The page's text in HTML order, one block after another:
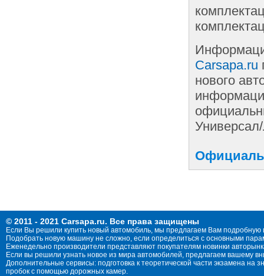
Carsapa.ru
нового
© 2011 - 2021 Carsapa.ru. Все права защищены
Если Вы решили купить новый автомобиль, мы предлагаем Вам
Подобрать новую машину не сложно, если определиться с основными
Еженедельно производители представляют покупателям новинки
Если вы решили узнать новое из мира автомобилей, предлагаем вашему
Дополнительные сервисы: подготовка к теоретической части экзамена
пробок с помощью дорожных камер.